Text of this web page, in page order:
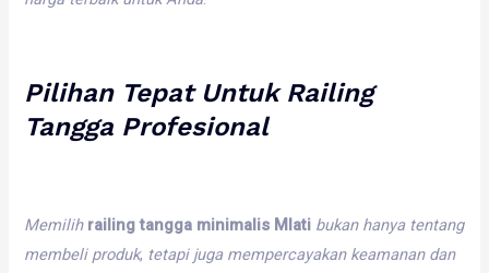
Pilihan Tepat Untuk Railing
Tangga Profesional
Memilih railing tangga minimalis Mlati bukan hanya tentang
membeli produk, tetapi juga mempercayakan keamanan dan